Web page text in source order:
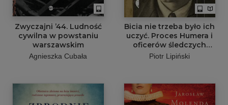
Zwyczajni ’44. Ludność
cywilna w powstaniu
warszawskim
Agnieszka Cubała
Bicia nie trzeba było ich
uczyć. Proces Humera i
oficerów śledczych
Urzędu Bezpieczeństwa
Piotr Lipiński